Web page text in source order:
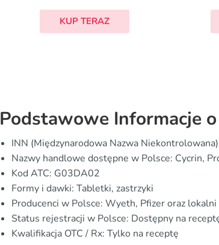
KUP TERAZ
Podstawowe Informacje
INN (Międzynarodowa Nazwa
Nazwy handlowe dostępne w Polsce: Cycrin,
Kod ATC: G03DA02
Formy i dawki: Tabletki, zastrzyki
Producenci w Polsce: Wyeth, Pfizer oraz
Status rejestracji w Polsce: Dostępny na
Kwalifikacja OTC / Rx: Tylko na receptę